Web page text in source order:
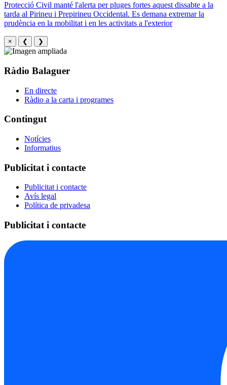
Protecció Civil manté l'alerta per pluges fortes aquest dissabte a la
tarda al Pirineu i Prepirineu Occidental. Es demana extremar la
prudència en la mobilitat i en les activitats a l'exterior
× ❮ ❯
Ràdio Balaguer
En directe
Ràdio a la carta i programes
Contingut
Notícies
Informatius
Publicitat i contacte
Publicitat i contacte
Avís legal
Política de privadesa
Publicitat i contacte